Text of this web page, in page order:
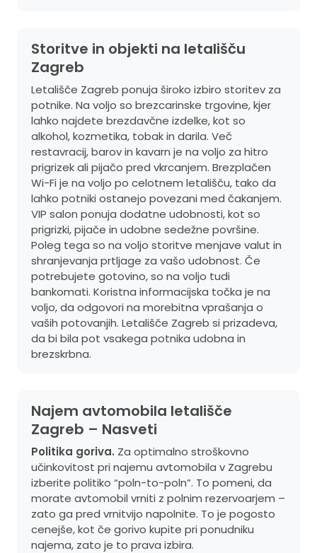
Storitve in objekti na letališču
Zagreb
Letališče Zagreb ponuja široko izbiro storitev za
potnike. Na voljo so brezcarinske trgovine, kjer
lahko najdete brezdavčne izdelke, kot so
alkohol, kozmetika, tobak in darila. Več
restavracij, barov in kavarn je na voljo za hitro
prigrizek ali pijačo pred vkrcanjem. Brezplačen
Wi-Fi je na voljo po celotnem letališču, tako da
lahko potniki ostanejo povezani med čakanjem.
VIP salon ponuja dodatne udobnosti, kot so
prigrizki, pijače in udobne sedežne površine.
Poleg tega so na voljo storitve menjave valut in
shranjevanja prtljage za vašo udobnost. Če
potrebujete gotovino, so na voljo tudi
bankomati. Koristna informacijska točka je na
voljo, da odgovori na morebitna vprašanja o
vaših potovanjih. Letališče Zagreb si prizadeva,
da bi bila pot vsakega potnika udobna in
brezskrbna.
Najem avtomobila letališče
Zagreb – Nasveti
Politika goriva. Za optimalno stroškovno
učinkovitost pri najemu avtomobila v Zagrebu
izberite politiko “poln-to-poln”. To pomeni, da
morate avtomobil vrniti z polnim rezervoarjem –
zato ga pred vrnitvijo napolnite. To je pogosto
cenejše, kot če gorivo kupite pri ponudniku
najema, zato je to prava izbira.